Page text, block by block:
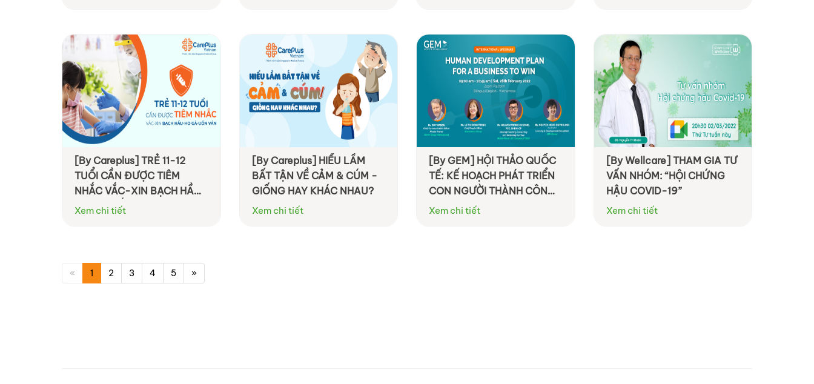
[By Careplus] TRẺ 11-12
TUỔI CẦN ĐƯỢC TIÊM
NHẮC VẮC-XIN BẠCH HẦU
HO GÀ UỐN VÁN
Xem chi tiết
[By Careplus] HIỂU LẦM
BẤT TẬN VỀ CẢM & CÚM -
GIỐNG HAY KHÁC NHAU?
Xem chi tiết
[By GEM] HỘI THẢO QUỐC
TẾ: KẾ HOẠCH PHÁT TRIỂN
CON NGƯỜI THÀNH CÔNG
CÙNG DOANH NGHIỆP
Xem chi tiết
[By Wellcare] THAM GIA TƯ
VẤN NHÓM: “HỘI CHỨNG
HẬU COVID-19”
Xem chi tiết
« 1 2 3 4 5 »